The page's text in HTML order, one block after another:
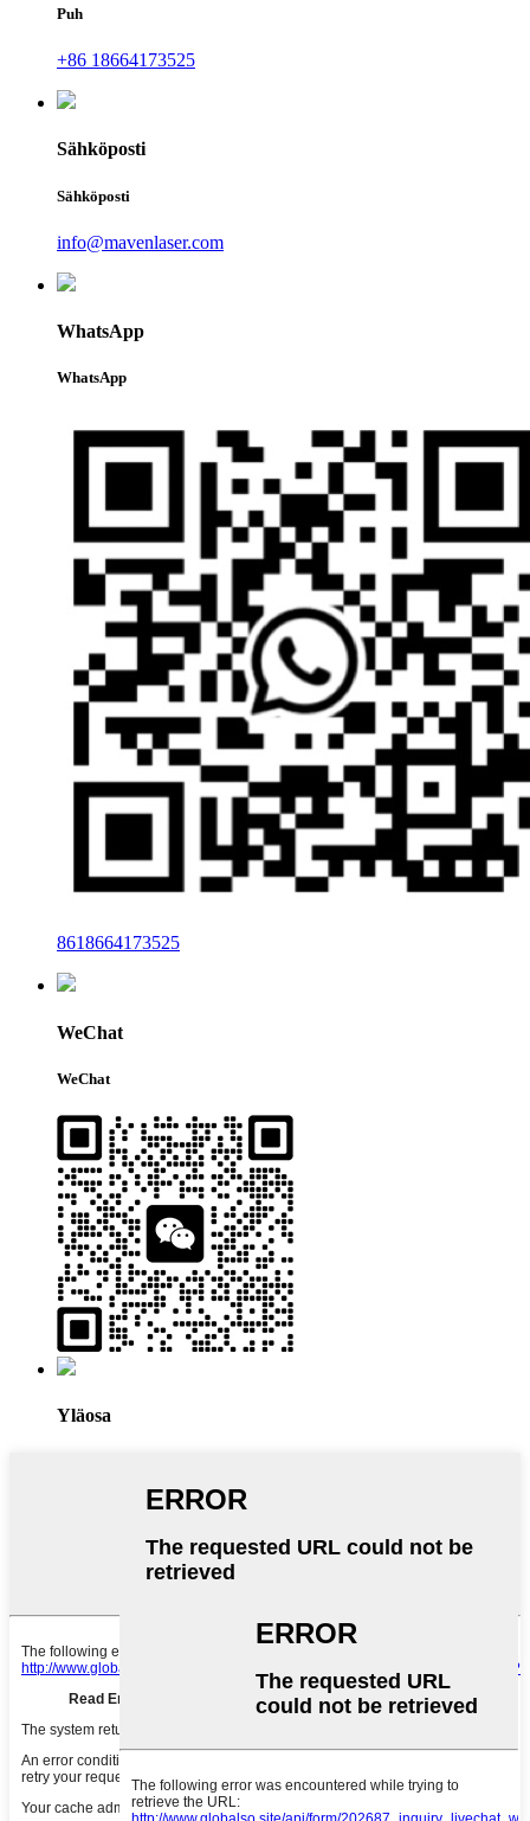
Puh
+86 18664173525
Sähköposti
Sähköposti
info@mavenlaser.com
WhatsApp
WhatsApp
8618664173525
WeChat
WeChat
Yläosa